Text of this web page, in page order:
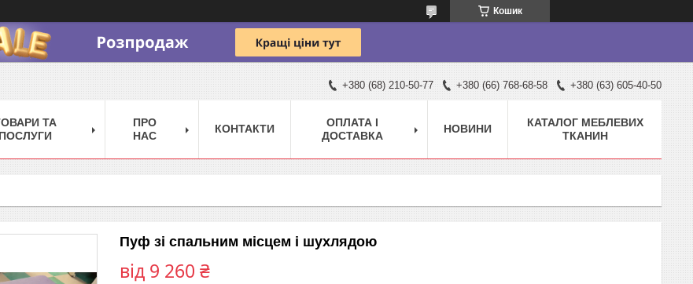
Кошик
+380 (68) 210-50-77 +380 (66) 768-68-58 +380 (63) 605-40-50
ТА
ПОСЛУГИ
ПРО
НАС
КОНТАКТИ
ОПЛАТА І
ДОСТАВКА
НОВИНИ
КАТАЛОГ МЕБЛЕВИХ
ТКАНИН
Пуф зі спальним місцем і шухлядою
від 9 260 ₴